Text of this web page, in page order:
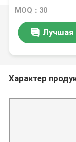
специальными
MOQ：30
Лучшая
Характер